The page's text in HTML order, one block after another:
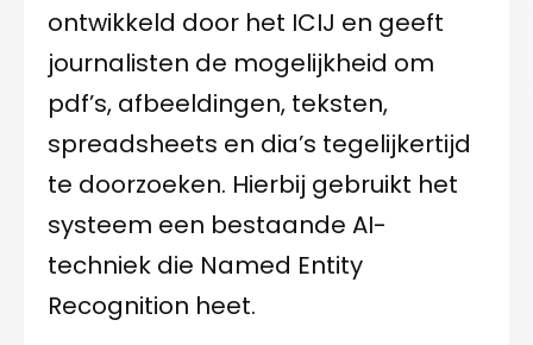
ontwikkeld door het ICIJ en geeft
journalisten de mogelijkheid om
pdf’s, afbeeldingen, teksten,
spreadsheets en dia’s tegelijkertijd
te doorzoeken. Hierbij gebruikt het
systeem een bestaande AI-
techniek die Named Entity
Recognition heet.